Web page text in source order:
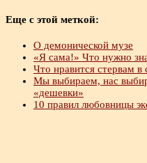
Еще с этой меткой:
О демонической музе
«Я сама!» Что нужно
Что нравится стервам в
Мы выбираем, нас
«дешевки»
10 правил любовницы